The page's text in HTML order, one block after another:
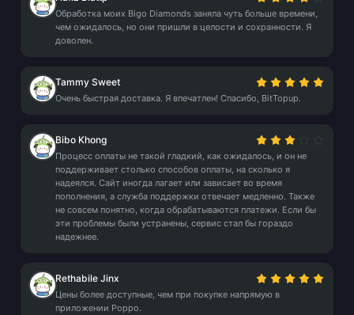
Обработка моих Bigo Diamonds заняла чуть больше времени,
чем ожидалось, но они пришли в целости и сохранности. Я
доволен.
Tammy Sweet
Очень быстрая доставка. Я впечатлен! Спасибо, BitTopup.
Bibo Khong
Процесс оплаты не такой гладкий, как ожидалось, и он не
поддерживает столько способов оплаты, на сколько я
надеялся. Сайт иногда лагает или зависает во время
пополнения, а служба поддержки отвечает медленно. Также
не совсем понятно, когда обрабатываются платежи. Если бы
эти проблемы были устранены, сервис стал бы гораздо
надежнее.
Rethabile Jinx
Цены более доступные, чем при покупке напрямую в
приложении Poppo.